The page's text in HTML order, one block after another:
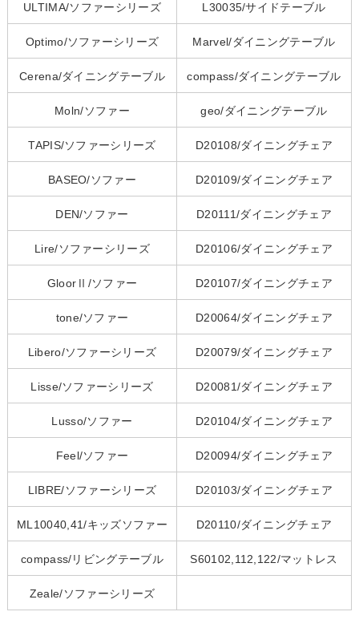
ULTIMA/ソファーシリーズ L30035/サイドテーブル
Optimo/ソファーシリーズ Marvel/ダイニングテーブル
Cerena/ダイニングテーブル compass/ダイニングテーブル
Moln/ソファー geo/ダイニングテーブル
TAPIS/ソファーシリーズ D20108/ダイニングチェア
BASEO/ソファー D20109/ダイニングチェア
DEN/ソファー D20111/ダイニングチェア
Lire/ソファーシリーズ D20106/ダイニングチェア
GloorⅡ/ソファー D20107/ダイニングチェア
tone/ソファー D20064/ダイニングチェア
Libero/ソファーシリーズ D20079/ダイニングチェア
Lisse/ソファーシリーズ D20081/ダイニングチェア
Lusso/ソファー D20104/ダイニングチェア
Feel/ソファー D20094/ダイニングチェア
LIBRE/ソファーシリーズ D20103/ダイニングチェア
ML10040,41/キッズソファー D20110/ダイニングチェア
compass/リビングテーブル S60102,112,122/マットレス
Zeale/ソファーシリーズ